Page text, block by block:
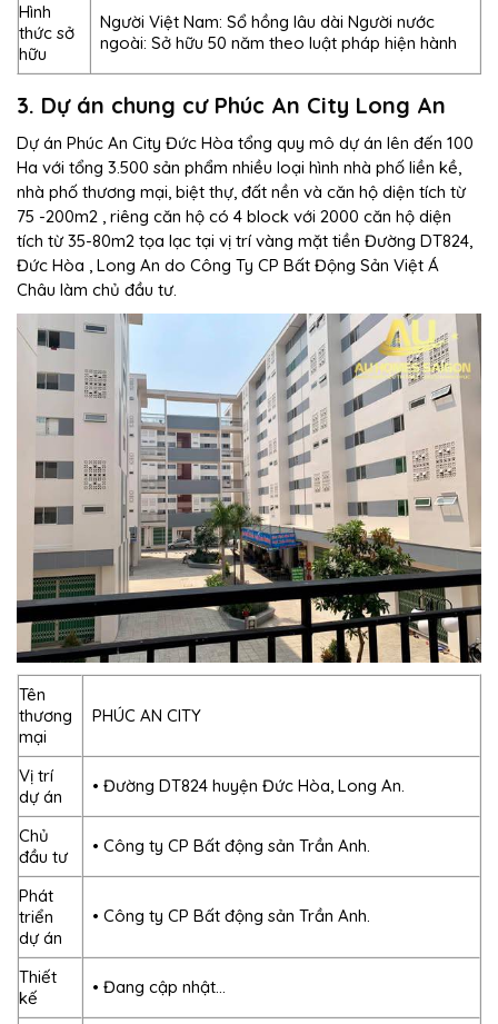
Hình
thức sở
hữu
Người Việt Nam: Sổ hồng lâu dài Người nước
ngoài: Sở hữu 50 năm theo luật pháp hiện hành
3. Dự án chung cư Phúc An City Long An
Dự án Phúc An City Đức Hòa tổng quy mô dự án lên đến 100
Ha với tổng 3.500 sản phẩm nhiều loại hình nhà phố liền kề,
nhà phố thương mại, biệt thự, đất nền và căn hộ diện tích từ
75 -200m2 , riêng căn hộ có 4 block với 2000 căn hộ diện
tích từ 35-80m2 tọa lạc tại vị trí vàng mặt tiền Đường DT824,
Đức Hòa , Long An do Công Ty CP Bất Động Sản Việt Á
Châu làm chủ đầu tư.
Tên
thương
mại
PHÚC AN CITY
Vị trí
dự án
• Đường DT824 huyện Đức Hòa, Long An.
Chủ
đầu tư
• Công ty CP Bất động sản Trần Anh.
Phát
triển
dự án
• Công ty CP Bất động sản Trần Anh.
Thiết
kế
• Đang cập nhật…